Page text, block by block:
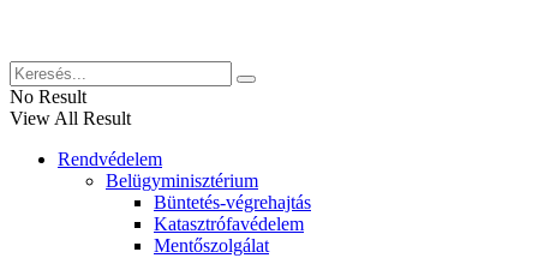
No Result
View All Result
Rendvédelem
Belügyminisztérium
Büntetés-végrehajtás
Katasztrófavédelem
Mentőszolgálat